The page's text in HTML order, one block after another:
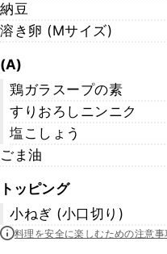
納豆
溶き卵 (Mサイズ)
(A)
鶏ガラスープの素
すりおろしニンニク
塩こしょう
ごま油
トッピング
小ねぎ (小口切り)
料理を安全に楽しむための注意事